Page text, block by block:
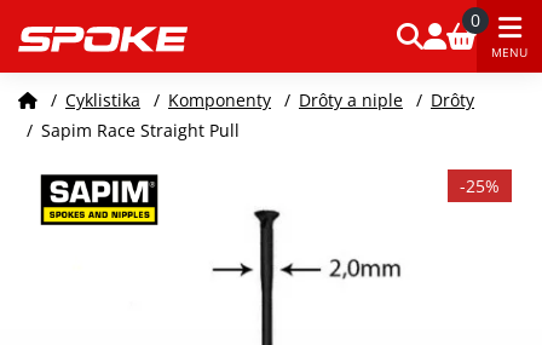
0
MENU
/ Cyklistika / Komponenty / Drôty a niple / Drôty
/ Sapim Race Straight Pull
-25%